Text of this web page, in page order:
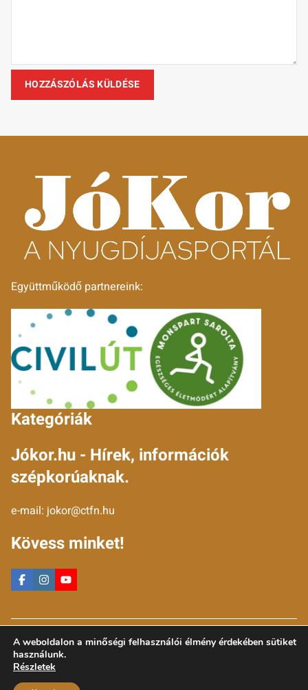
Együttműködő partnereink:
Kategóriák
Jókor.hu - Hírek, információk
szépkorúaknak.
e-mail: jokor@ctfn.hu
Kövess minket!
Copyright © 2024 jokor.hu. Minden jog fenntartva.
A weboldalon a minőségi felhasználói élmény érdekében sütiket
használunk.
Részletek